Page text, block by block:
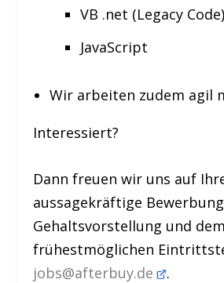
VB .net (Legacy Code)
JavaScript
Wir arbeiten zudem agil
Interessiert?
Dann freuen wir uns auf
aussagekräftige
Gehaltsvorstellung und dem
frühestmöglichen
jobs@afterbuy.de
.